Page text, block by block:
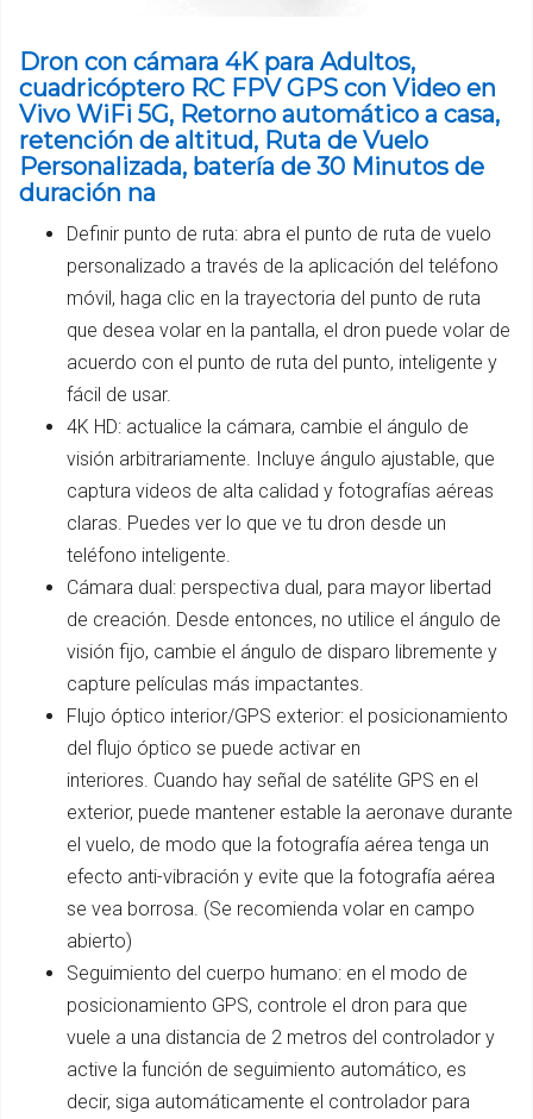
Dron con cámara 4K para Adultos,
cuadricóptero RC FPV GPS con Video en
Vivo WiFi 5G, Retorno automático a casa,
retención de altitud, Ruta de Vuelo
Personalizada, batería de 30 Minutos de
duración na
Definir punto de ruta: abra el punto de ruta de vuelo
personalizado a través de la aplicación del teléfono
móvil, haga clic en la trayectoria del punto de ruta
que desea volar en la pantalla, el dron puede volar de
acuerdo con el punto de ruta del punto, inteligente y
fácil de usar.
4K HD: actualice la cámara, cambie el ángulo de
visión arbitrariamente. Incluye ángulo ajustable, que
captura videos de alta calidad y fotografías aéreas
claras. Puedes ver lo que ve tu dron desde un
teléfono inteligente.
Cámara dual: perspectiva dual, para mayor libertad
de creación. Desde entonces, no utilice el ángulo de
visión fijo, cambie el ángulo de disparo libremente y
capture películas más impactantes.
Flujo óptico interior/GPS exterior: el posicionamiento
del flujo óptico se puede activar en
interiores. Cuando hay señal de satélite GPS en el
exterior, puede mantener estable la aeronave durante
el vuelo, de modo que la fotografía aérea tenga un
efecto anti-vibración y evite que la fotografía aérea
se vea borrosa. (Se recomienda volar en campo
abierto)
Seguimiento del cuerpo humano: en el modo de
posicionamiento GPS, controle el dron para que
vuele a una distancia de 2 metros del controlador y
active la función de seguimiento automático, es
decir, siga automáticamente el controlador para